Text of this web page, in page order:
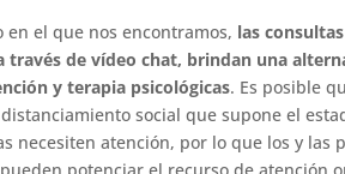
en el que nos encontramos, las
través de vídeo chat, brindan una
y terapia psicológicas. Es posible
social que supone el
necesiten atención, por lo que los y las
potenciar el recurso de atención